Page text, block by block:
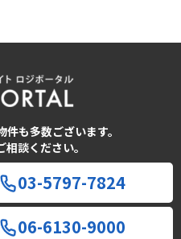
も多数ございます。
談ください。
03-5797-7824
06-6130-9000